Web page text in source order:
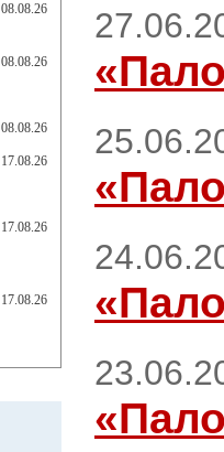
08.08.26
08.08.26
08.08.26
17.08.26
17.08.26
17.08.26